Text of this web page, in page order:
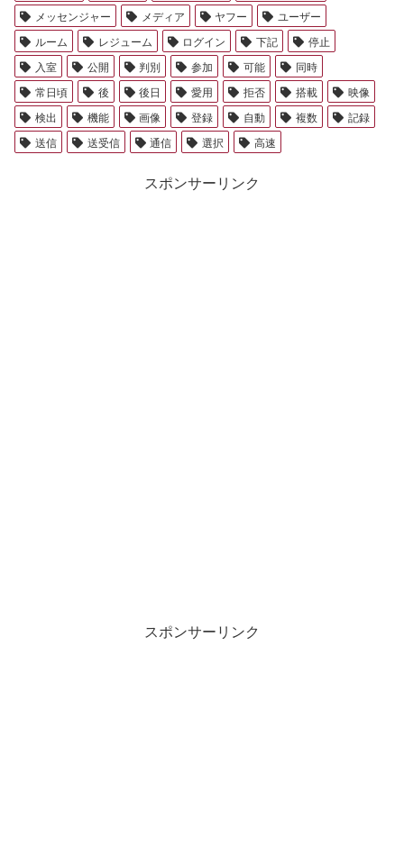
メッセンジャー メディア ヤフー
ユーザー
ルーム
レジューム ログイン 下記
停止
入室
公開 判別 参加 可能
同時
常日頃
後 後日 愛用 拒否 搭載
映像
検出
機能 画像 登録 自動 複数
記録
送信
送受信 通信 選択 高速
スポンサーリンク
スポンサーリンク